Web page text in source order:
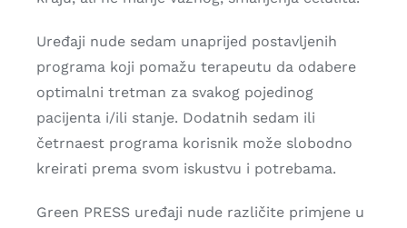
Uređaji nude sedam unaprijed postavljenih
programa koji pomažu terapeutu da odabere
optimalni tretman za svakog pojedinog
pacijenta i/ili stanje. Dodatnih sedam ili
četrnaest programa korisnik može slobodno
kreirati prema svom iskustvu i potrebama.
Green PRESS uređaji nude različite primjene u